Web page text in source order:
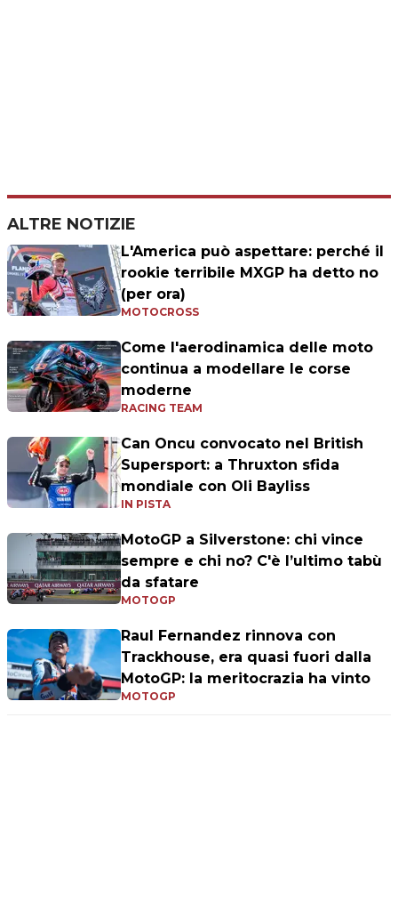
ALTRE NOTIZIE
L'America può aspettare: perché il
rookie terribile MXGP ha detto no
(per ora)
MOTOCROSS
Come l'aerodinamica delle moto
continua a modellare le corse
moderne
RACING TEAM
Can Oncu convocato nel British
Supersport: a Thruxton sfida
mondiale con Oli Bayliss
IN PISTA
MotoGP a Silverstone: chi vince
sempre e chi no? C'è l’ultimo tabù
da sfatare
MOTOGP
Raul Fernandez rinnova con
Trackhouse, era quasi fuori dalla
MotoGP: la meritocrazia ha vinto
MOTOGP